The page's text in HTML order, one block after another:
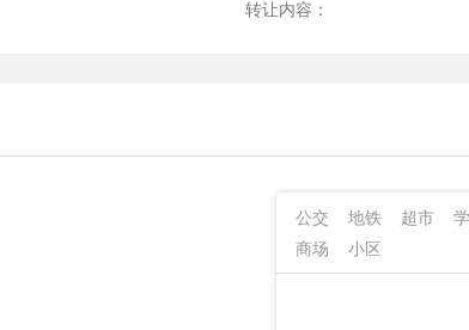
转让内容：
公交 地铁 超市
商场
小区